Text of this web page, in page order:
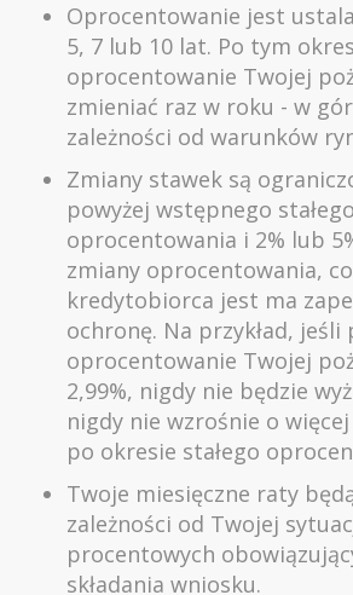
Oprocentowanie jest
5, 7 lub 10 lat. Po tym
oprocentowanie Twojej
zmieniać raz w roku - w
zależności od warunków
Zmiany stawek są
powyżej wstępnego stałego
oprocentowania i 2% lub
zmiany oprocentowania,
kredytobiorca jest ma
ochronę. Na przykład, jeśli
oprocentowanie Twojej
2,99%, nigdy nie będzie
nigdy nie wzrośnie o
po okresie stałego
Twoje miesięczne raty
zależności od Twojej
procentowych
składania wniosku.